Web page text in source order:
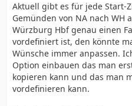
Aktuell gibt es für jede Start-
Gemünden von NA nach WH
Würzburg Hbf genau einen
vordefiniert ist, den könnte
Wünsche immer anpassen.
Option einbauen das man
kopieren kann und das man
vordefinieren kann.